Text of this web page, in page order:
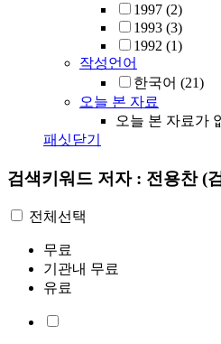
1997 (2)
1993 (3)
1992 (1)
작성언어
한국어 (21)
오늘 본 자료
오늘 본 자료가
패싯닫기
검색키워드 저자 : 전용찬(
전체선택
무료
기관내 무료
유료